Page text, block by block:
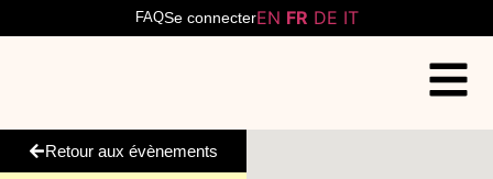
EN FR DE IT
FAQSe connecter
Retour aux évènements